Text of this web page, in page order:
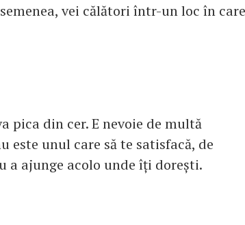
vei călători într-un loc în care
pica din cer. E nevoie de multă
este unul care să te satisfacă, de
a ajunge acolo unde îți dorești.